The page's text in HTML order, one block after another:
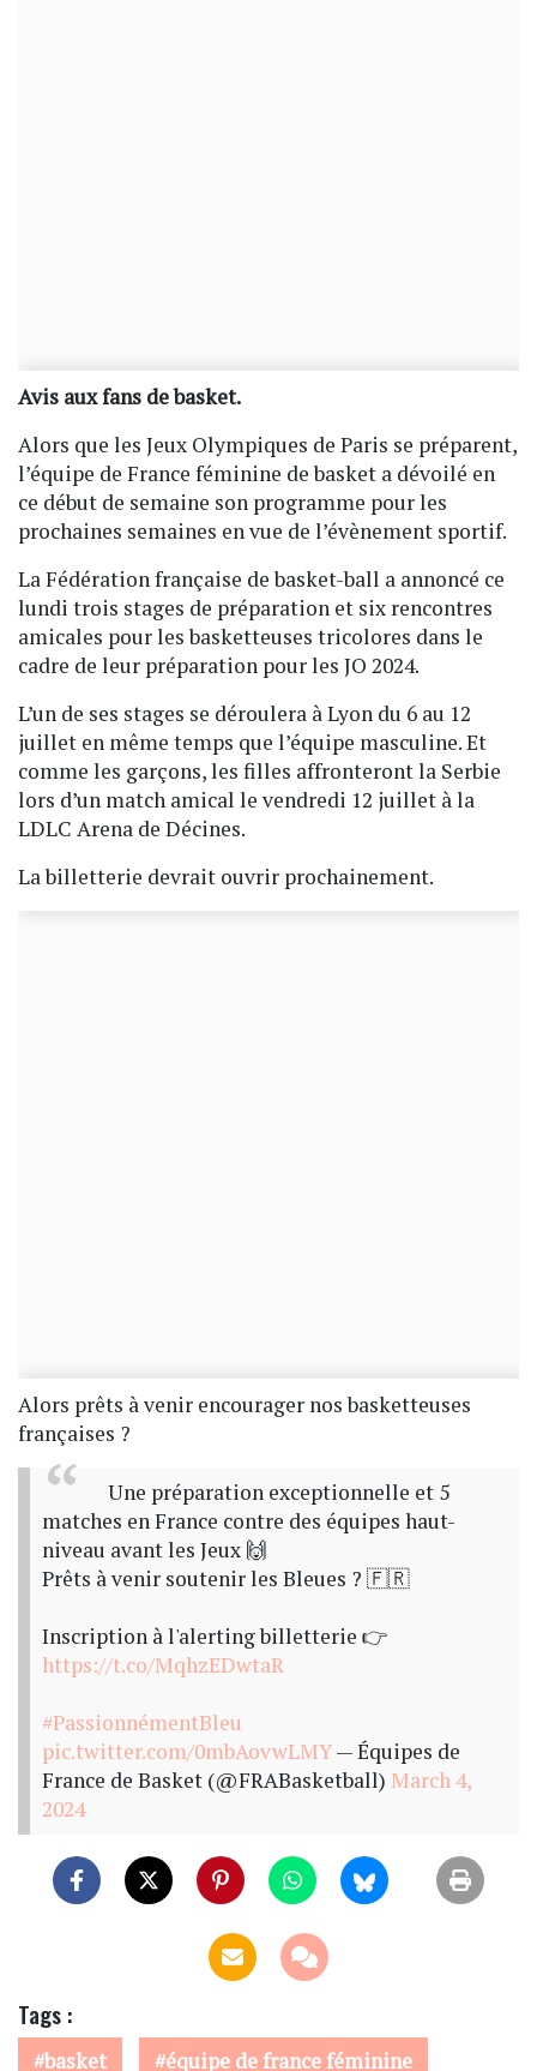
Avis aux fans de basket.
Alors que les Jeux Olympiques de Paris se préparent,
l’équipe de France féminine de basket a dévoilé en
ce début de semaine son programme pour les
prochaines semaines en vue de l’évènement sportif.
La Fédération française de basket-ball a annoncé ce
lundi trois stages de préparation et six rencontres
amicales pour les basketteuses tricolores dans le
cadre de leur préparation pour les JO 2024.
L’un de ses stages se déroulera à Lyon du 6 au 12
juillet en même temps que l’équipe masculine. Et
comme les garçons, les filles affronteront la Serbie
lors d’un match amical le vendredi 12 juillet à la
LDLC Arena de Décines.
La billetterie devrait ouvrir prochainement.
Alors prêts à venir encourager nos basketteuses
françaises ?
Une préparation exceptionnelle et 5
matches en France contre des équipes haut-
niveau avant les Jeux 🙌
Prêts à venir soutenir les Bleues ? 🇫🇷
Inscription à l'alerting billetterie 👉
https://t.co/MqhzEDwtaR
#PassionnémentBleu
pic.twitter.com/0mbAovwLMY— Équipes de
France de Basket (@FRABasketball) March 4,
2024
Tags :
basket équipe de france féminine